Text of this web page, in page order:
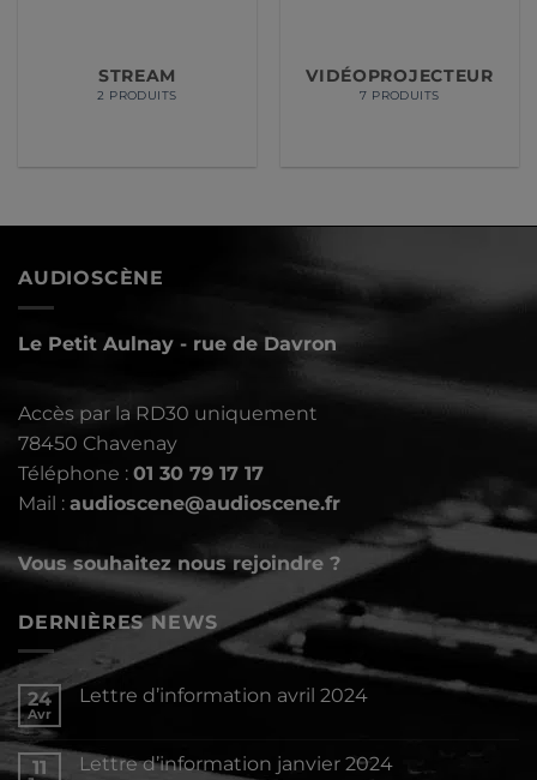
STREAM
2 PRODUITS
VIDÉOPROJECTEUR
7 PRODUITS
AUDIOSCÈNE
Le Petit Aulnay - rue de Davron
Accès par la RD30 uniquement
78450 Chavenay
Téléphone : 01 30 79 17 17
Mail : audioscene@audioscene.fr
Vous souhaitez nous rejoindre ?
DERNIÈRES NEWS
24
Avr
Lettre d’information avril 2024
sur
Lettre
11 Lettre d’information janvier 2024